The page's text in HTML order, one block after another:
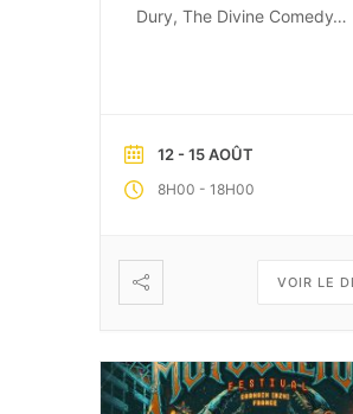
Dury, The Divine Comedy…
12 - 15 AOÛT
8H00 - 18H00
VOIR LE